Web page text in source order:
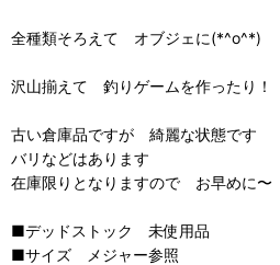
全種類そろえて オブジェに(*^o^*)
沢山揃えて 釣りゲームを作ったり！
古い倉庫品ですが 綺麗な状態です
バリなどはあります
在庫限りとなりますので お早めに〜
■デッドストック 未使用品
■サイズ メジャー参照